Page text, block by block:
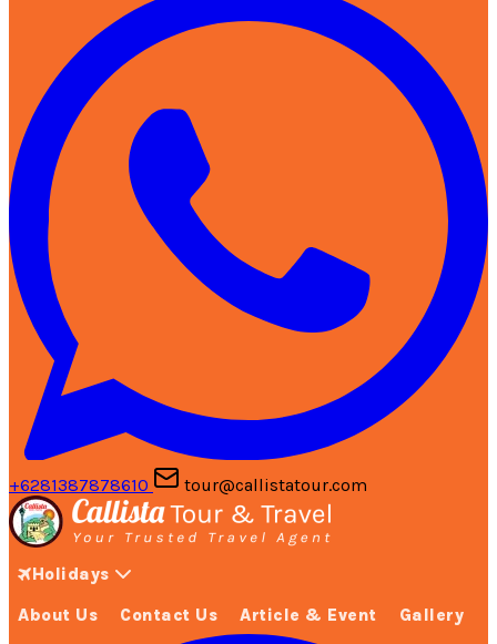
+6281387878610 tour@callistatour.com
Holidays
About Us Contact Us Article & Event Gallery